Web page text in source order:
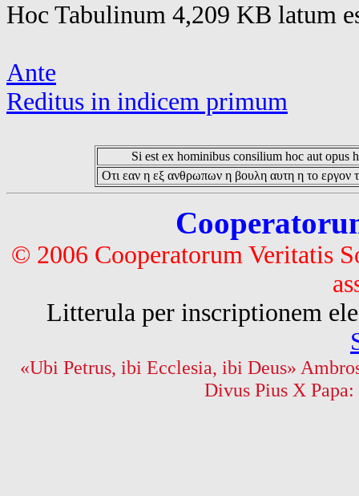
Hoc Tabulinum 4,209 KB latum
Ante
Reditus in indicem primum
Si est ex hominibus consilium hoc aut opus
Οτι εαν η εξ ανθρωπων η βουλη αυτη η το εργον
© 2006 Cooperatorum Veritatis
Litterula per inscriptionem
«Ubi Petrus, ibi Ecclesia, ibi Deus»
Divus Pius X Papa: